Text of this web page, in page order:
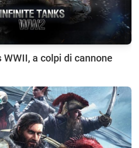
WWII, a colpi di cannone